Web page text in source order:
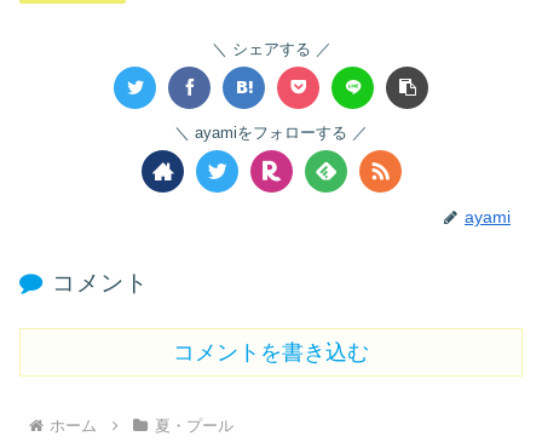
シェアする
ayamiをフォローする
ayami
コメント
コメントを書き込む
ホーム 夏・プール